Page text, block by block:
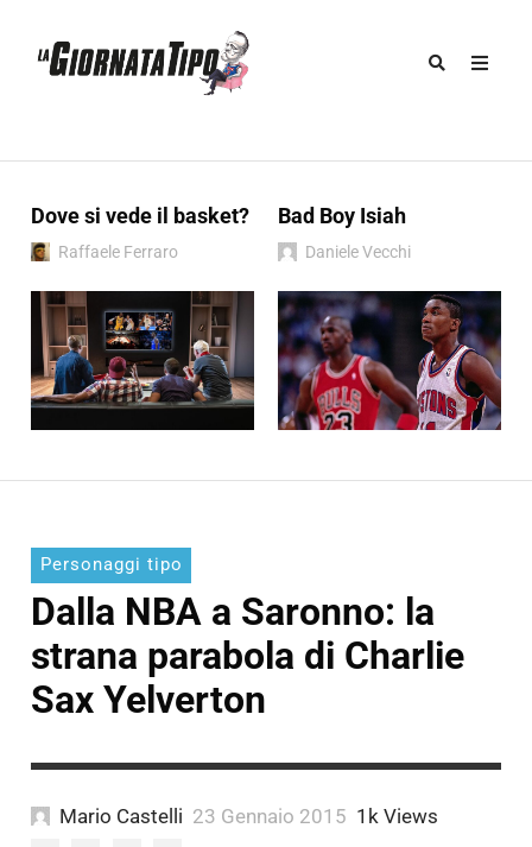
Dove si vede il basket?
Raffaele Ferraro
Bad Boy Isiah
Daniele Vecchi
Personaggi tipo
Dalla NBA a Saronno: la
strana parabola di Charlie
Sax Yelverton
Mario Castelli 23 Gennaio 2015 1k Views